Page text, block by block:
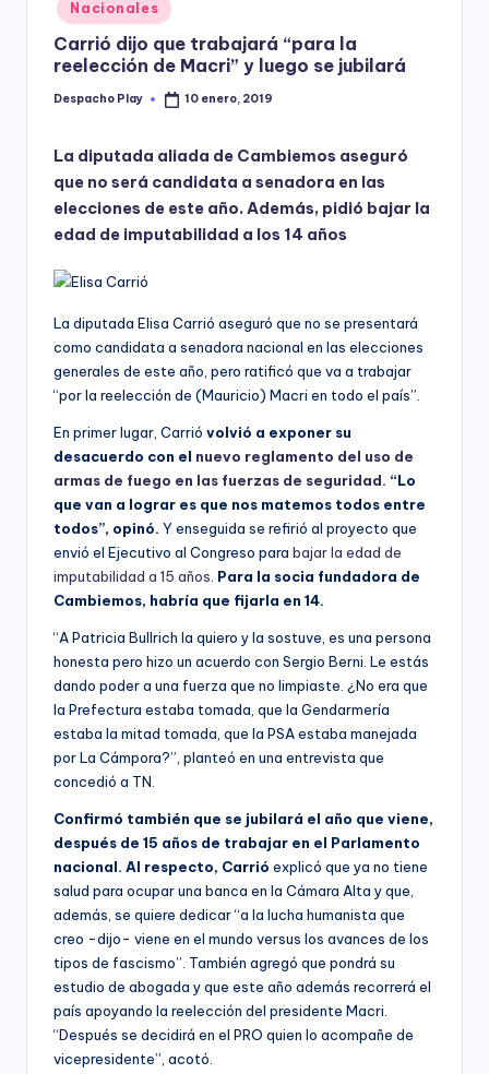
y
in
Nacionales
Carrió dijo que trabajará “para la
reelección de Macri” y luego se jubilará
Posted
Despacho Play 10 enero, 2019
La diputada aliada de Cambiemos aseguró
que no será candidata a senadora en las
elecciones de este año. Además, pidió bajar la
edad de imputabilidad a los 14 años
La diputada Elisa Carrió aseguró que no se presentará
como candidata a senadora nacional en las elecciones
generales de este año, pero ratificó que va a trabajar
“por la reelección de (Mauricio) Macri en todo el país”.
En primer lugar, Carrió volvió a exponer su
desacuerdo con el nuevo reglamento del uso de
armas de fuego en las fuerzas de seguridad. “Lo
que van a lograr es que nos matemos todos entre
todos”, opinó. Y enseguida se refirió al proyecto que
envió el Ejecutivo al Congreso para bajar la edad de
imputabilidad a 15 años Para la socia fundadora de
Cambiemos, habría que fijarla en 14.
“A Patricia Bullrich la quiero y la sostuve, es una persona
honesta pero hizo un acuerdo con Sergio Berni. Le estás
dando poder a una fuerza que no limpiaste. ¿No era que
la Prefectura estaba tomada, que la Gendarmería
estaba la mitad tomada, que la PSA estaba manejada
por La Cámpora?”, planteó en una entrevista que
concedió a TN.
Confirmó también que se jubilará el año que viene,
después de 15 años de trabajar en el Parlamento
nacional. Al respecto, Carrió explicó que ya no tiene
salud para ocupar una banca en la Cámara Alta y que,
además, se quiere dedicar “a la lucha humanista que
creo -dijo- viene en el mundo versus los avances de los
tipos de fascismo”. También agregó que pondrá su
estudio de abogada y que este año además recorrerá el
país apoyando la reelección del presidente Macri.
“Después se decidirá en el PRO quien lo acompañe de
vicepresidente”, acotó.